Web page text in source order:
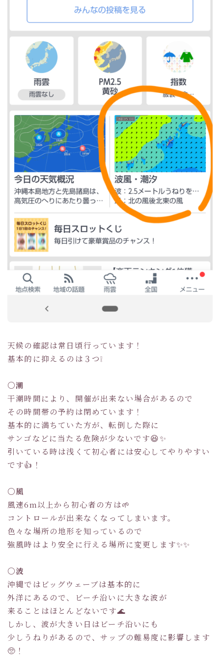
天候の確認は常日頃行っています！
基本的に抑えるのは３つ❕
〇潮
干潮時間により、開催が出来ない場合があるので
その時間帯の予約は閉めています！
基本的に満ちていた方が、転倒した際に
サンゴなどに当たる危険が少ないです😆✨
引いている時は浅くて初心者には安心してやりやすい
です👍！
〇風
風速6m以上から初心者の方は🌱
コントロールが出来なくなってしまいます。
色々な場所の地形を知っているので
強風時はより安全に行える場所に変更します✨✨
〇波
沖縄ではビッグウェーブは基本的に
外洋にあるので、ビーチ沿いに大きな波が
来ることはほとんどないです🌊
しかし、波が大きい日はビーチ沿いにも
少しうねりがあるので、サップの難易度に影響します
🥺！